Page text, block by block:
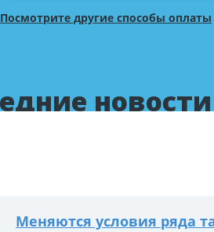
Посмотрите другие способы оплаты
новости
Меняются условия ряда